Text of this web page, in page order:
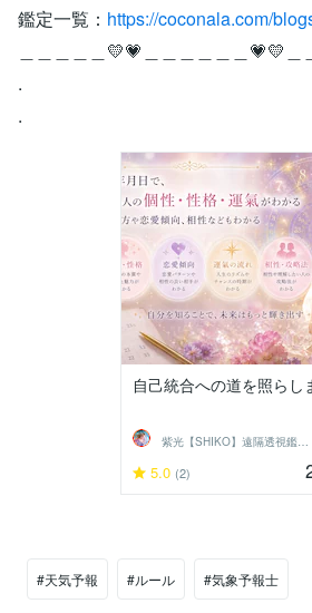
鑑定一覧： https://coconala.com/
＿＿＿＿＿💛💗＿＿＿＿＿＿💗💛＿
.
.
自己統合への道を照らし
紫光【SHIKO】遠隔透視鑑定士
5.0 (2)
#天気予報 #ルール #気象予報士